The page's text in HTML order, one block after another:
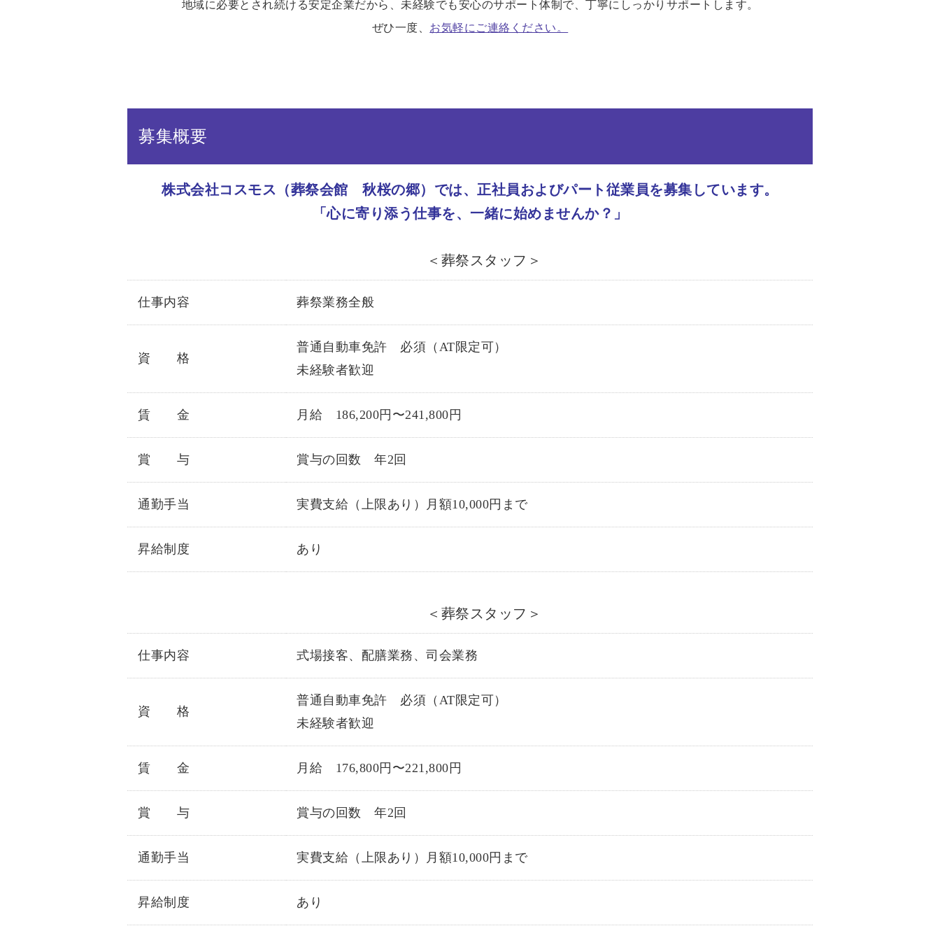
地域に必要とされ続ける安定企業だから、未経験でも安心のサポート体制で、丁寧にしっかりサポートします。
ぜひ一度、 お気軽にご連絡ください。
募集概要
株式会社コスモス（葬祭会館 秋桜の郷）では、 正社員およびパート従業員を募集しています。
「心に寄り添う仕事を、一緒に始めませんか？」
＜葬祭スタッフ＞
仕事内容 葬祭業務全般
資 格
普通自動車免許 必須（AT限定可）
未経験者歓迎
賃 金 月給 186,200円〜241,800円
賞 与 賞与の回数 年2回
通勤手当 実費支給（上限あり）月額10,000円まで
昇給制度 あり
＜葬祭スタッフ＞
仕事内容 式場接客、配膳業務、司会業務
資 格
普通自動車免許 必須（AT限定可）
未経験者歓迎
賃 金 月給 176,800円〜221,800円
賞 与 賞与の回数 年2回
通勤手当 実費支給（上限あり）月額10,000円まで
昇給制度 あり